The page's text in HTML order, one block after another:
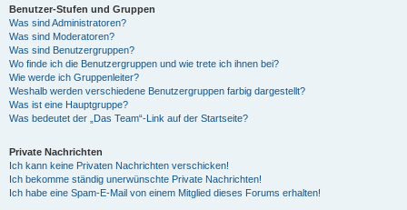
Benutzer-Stufen und Gruppen
Was sind Administratoren?
Was sind Moderatoren?
Was sind Benutzergruppen?
Wo finde ich die Benutzergruppen und wie trete ich ihnen bei?
Wie werde ich Gruppenleiter?
Weshalb werden verschiedene Benutzergruppen farbig dargestellt?
Was ist eine Hauptgruppe?
Was bedeutet der „Das Team“-Link auf der Startseite?
Private Nachrichten
Ich kann keine Privaten Nachrichten verschicken!
Ich bekomme ständig unerwünschte Private Nachrichten!
Ich habe eine Spam-E-Mail von einem Mitglied dieses Forums erhalten!